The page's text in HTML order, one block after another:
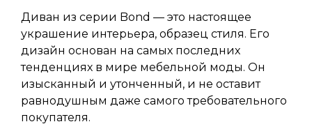
Диван из серии Bond — это настоящее
украшение интерьера, образец стиля. Его
дизайн основан на самых последних
тенденциях в мире мебельной моды. Он
изысканный и утонченный, и не оставит
равнодушным даже самого требовательного
покупателя.